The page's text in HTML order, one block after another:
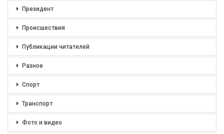
Президент
Происшествия
Публикации читателей
Разное
Спорт
Транспорт
Фото и видео